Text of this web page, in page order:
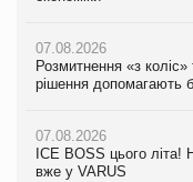
07.08.2026
Розмитнення «з коліс»
рішення допомагають
07.08.2026
ICE BOSS цього
вже у VARUS
07.08.2026
EVA.UA запустила
06.08.2026
Смачна новинка для
07.08.2026
Kraft Heinz скоротила
Продажі Hugo Boss